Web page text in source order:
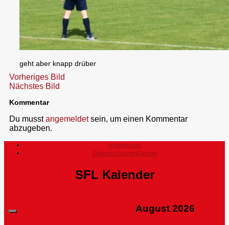
geht aber knapp drüber
Vorheriges Bild
Nächstes Bild
Kommentar
Du musstangemeldetsein, um einen Kommentar
abzugeben.
Impressum
Datenschutzerklärung
SFL Kalender
August 2026